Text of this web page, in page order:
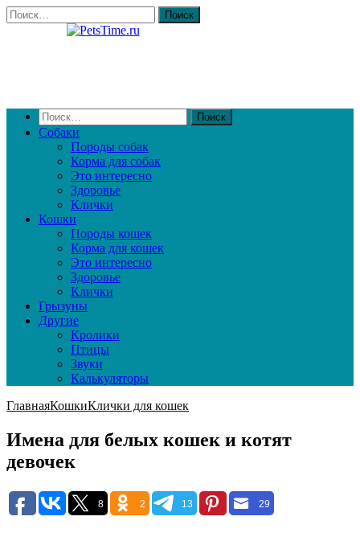
Собаки
Породы собак
Корма для собак
Это интересно
Здоровье
Клички
Кошки
Породы кошек
Корма для кошек
Это интересно
Здоровье
Клички
Грызуны
Другие
Кролики
Птицы
Звуки
Калькуляторы
ГлавнаяКошкиКлички для кошек
Имена для белых кошек и котят
девочек
8 2 13 29